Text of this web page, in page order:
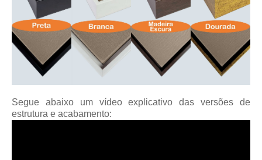
Segue abaixo um vídeo explicativo das versões de
estrutura e acabamento: